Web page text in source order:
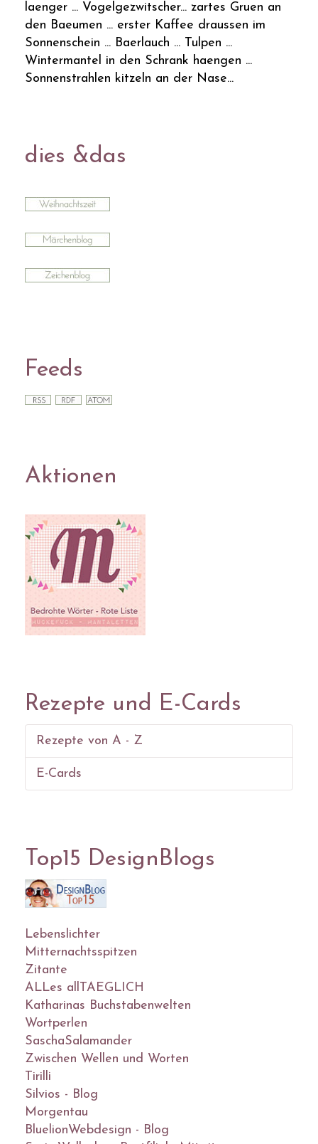
laenger ... Vogelgezwitscher... zartes Gruen an
den Baeumen ... erster Kaffee draussen im
Sonnenschein ... Baerlauch ... Tulpen ...
Wintermantel in den Schrank haengen ...
Sonnenstrahlen kitzeln an der Nase...
dies &das
Feeds
Aktionen
Rezepte und E-Cards
Rezepte von A - Z
E-Cards
Top15 DesignBlogs
Lebenslichter
Mitternachtsspitzen
Zitante
ALLes allTAEGLICH
Katharinas Buchstabenwelten
Wortperlen
SaschaSalamander
Zwischen Wellen und Worten
Tirilli
Silvios - Blog
Morgentau
BluelionWebdesign - Blog